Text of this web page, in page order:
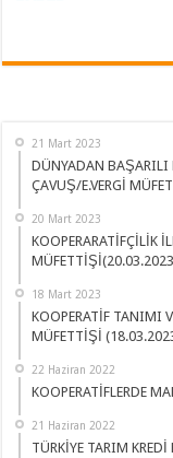
21 Mart 2023
DÜNYADAN BAŞARILI
ÇAVUŞ/E.VERGİ
20 Mart 2023
KOOPERARATİFÇİLİK
18 Mart 2023
KOOPERATİF TANIMI
MÜFETTİŞİ
22 Haziran 2022
KOOPERATİFLERDE
21 Haziran 2022
TÜRKİYE TARIM